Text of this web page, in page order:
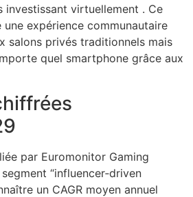
investissant virtuellement . Ce
expérience communautaire
salons privés traditionnels mais
quel smartphone grâce aux
par Euromonitor Gaming
“influencer‑driven
un CAGR moyen annuel